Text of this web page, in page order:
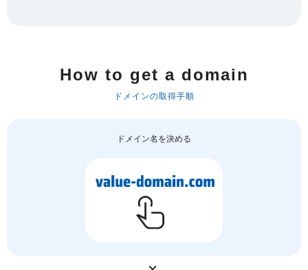
How to get a domain
ドメインの取得手順
ドメイン名を決める